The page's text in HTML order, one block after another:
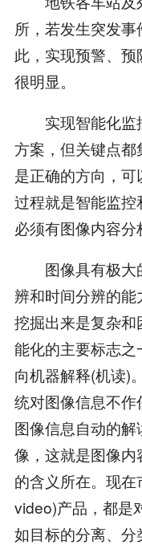
所，若发生突发
此，实现预警、
很明显。
实现智能化监
方案，但关键点
是正确的方向，
过程就是智能监
必须有图像内容分
图像具有极大
辨和时间分辨的
挖掘出来是复杂
能化的主要标志
向机器解释(机读)
统对图像信息不
图像信息自动的
像，这就是图像
的含义所在。现
video)产品，都是
如目标的分离、